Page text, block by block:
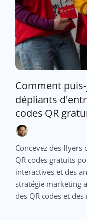
Comment
dépliants
codes QR
Concevez des flyers
QR codes gratuits
interactives et des
stratégie marketing
des QR codes et